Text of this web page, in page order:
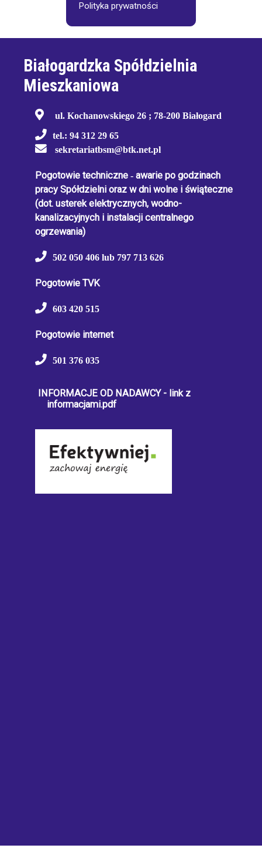
Polityka prywatności
Białogardzka Spółdzielnia
Mieszkaniowa
ul. Kochanowskiego 26 ; 78-200 Białogard
tel.: 94 312 29 65
sekretariatbsm@btk.net.pl
Pogotowie techniczne - awarie po godzinach
pracy Spółdzielni oraz w dni wolne i świąteczne
(dot. usterek elektrycznych, wodno-
kanalizacyjnych i instalacji centralnego
ogrzewania)
502 050 406 lub 797 713 626
Pogotowie TVK
603 420 515
Pogotowie internet
501 376 035
INFORMACJE OD NADAWCY - link z
informacjami.pdf